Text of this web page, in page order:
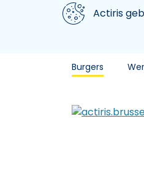
Aller au contenu principal
We gebruiken cookies
Actiris
Burgers